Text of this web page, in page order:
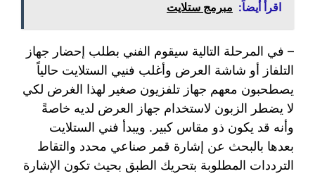
اقرأ أيضاً: مبرمج ستلايت
– في المرحلة التالية سيقوم الفني بطلب إحضار جهاز
التلفاز أو شاشة العرض وأغلب فنيي الستلايت حالياً
يصطحبون معهم جهاز تلفزيون صغير لهذا الغرض لكي
لا يضطر الزبون لاستخدام جهاز العرض لديه خاصةً
وأنه قد يكون ذو مقاس كبير. ويبدأ فني الستلايت
بعدها بالبحث عن إشارة قمر صناعي محدد والتقاط
الترددات المطلوبة بتحريك الطبق بحيث تكون الإشارة